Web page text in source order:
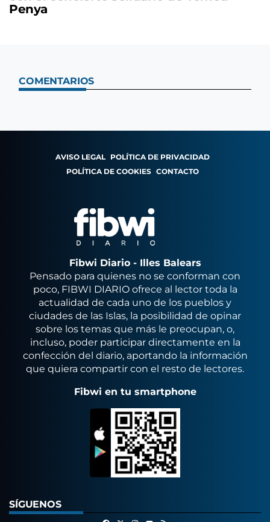
Penya
COMENTARIOS
AVISO LEGAL POLÍTICA DE PRIVACIDAD
POLÍTICA DE COOKIES CONTACTO
Fibwi Diario - Illes Balears
Pensado para quienes no se conforman con
poco, FIBWI DIARIO ofrece al lector toda la
actualidad de cada uno de los pueblos y
ciudades de las Islas, la posibilidad de opinar
sobre los temas que más le preocupan, o,
incluso, poder participar directamente en la
confección del diario, aportando la información
que quiera compartir con el resto de lectores.
Fibwi en tu smartphone
SÍGUENOS